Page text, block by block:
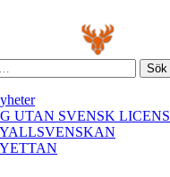
UTAN SVENSK LICENS